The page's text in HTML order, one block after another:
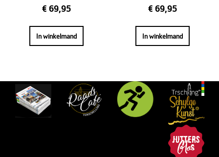
€ 69,95
In winkelmand
€ 69,95
In winkelmand